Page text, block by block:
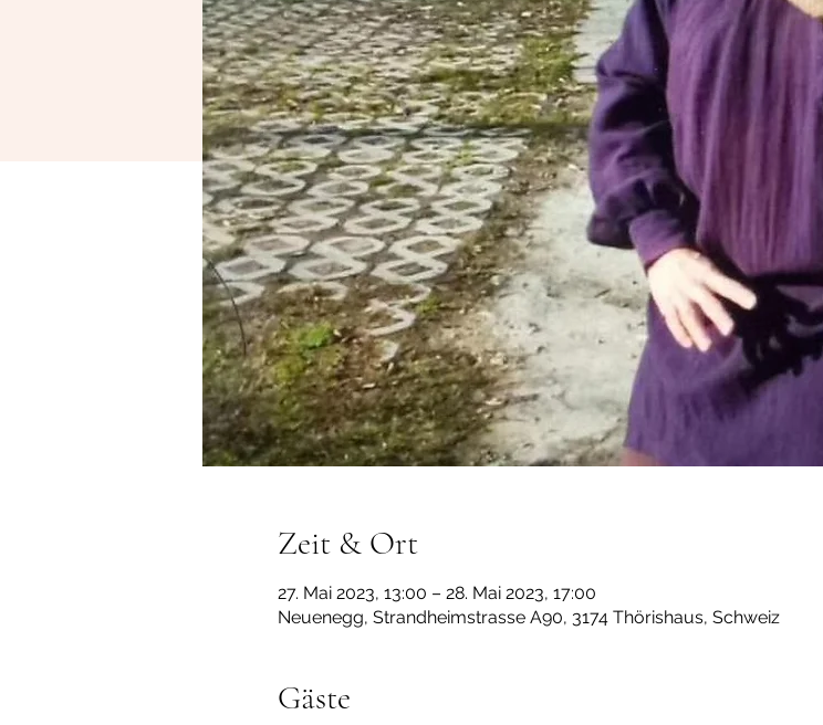
Zeit & Ort
27. Mai 2023, 13:00 – 28. Mai 2023, 17:00
Neuenegg, Strandheimstrasse A90, 3174 Thörishaus, Schweiz
Gäste